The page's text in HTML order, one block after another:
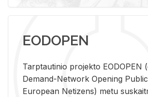
EODOPEN
Tarp­tau­ti­nio pro­jek­to EO­DO­PEN
De­mand-Ne­twork Ope­ning
Eu­ro­pe­an Ne­ti­zens) metu